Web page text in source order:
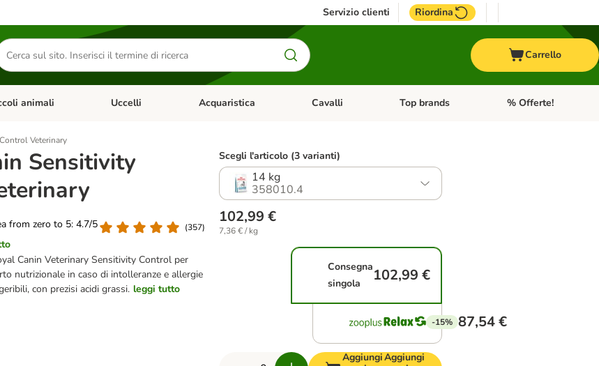
Servizio clienti Riordina
Carrello
Categoria: Diete e antiparassitari
animali Apri Menu Categoria: Piccoli animali
Uccelli Apri Menu Categoria: Uccelli
Acquaristica Apri Menu Categoria: Acquaristica
Cavalli Apri Menu Categoria: Cavalli
Top brands Apri Menu Categoria:
% Offerte!
Veterinary
Sensitivity
from zero to 5: 4.7/5
(357)
Canin Veterinary Sensitivity Control per
nutrizionale in caso di intolleranze e allergie
con prezisi acidi grassi. leggi tutto
Scegli l'articolo (3 varianti)
14 kg
358010.4
102,99 €
7,36 € / kg
Consegna
singola
102,99 €
-15% 87,54 €
AggiungiAggiungi